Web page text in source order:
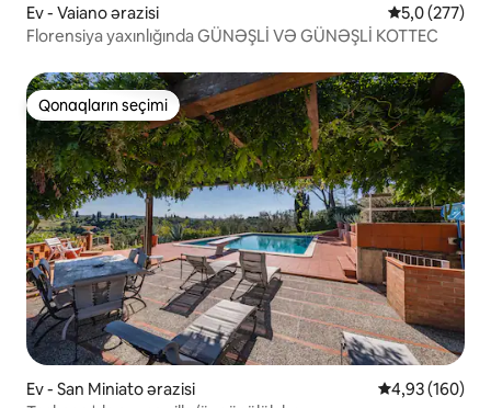
Ev - Vaiano ərazisi Ortalama
5,0 (277)
Florensiya yaxınlığında GÜNƏŞLİ VƏ GÜNƏŞLİ KOTTEC
Qonaqların seçimi
Qonaqların seçimi
Ev - San Miniato ərazisi Ortalama
4,93 (160)